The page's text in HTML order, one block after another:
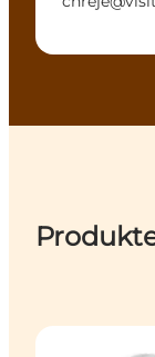
Nikolaj Dalbo